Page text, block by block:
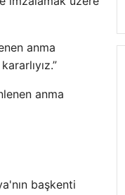
anma
anma
başkenti